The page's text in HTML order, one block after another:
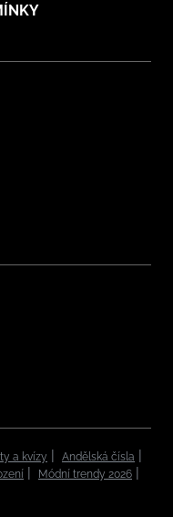
a kvízy
Andělská čísla
Módní trendy 2026